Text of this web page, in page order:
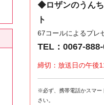
◆ロザンのうん
ト
67コールによるプレ
TEL：0067-
締切：放送日の午後
※必ず、携帯電話かスマー
さい。